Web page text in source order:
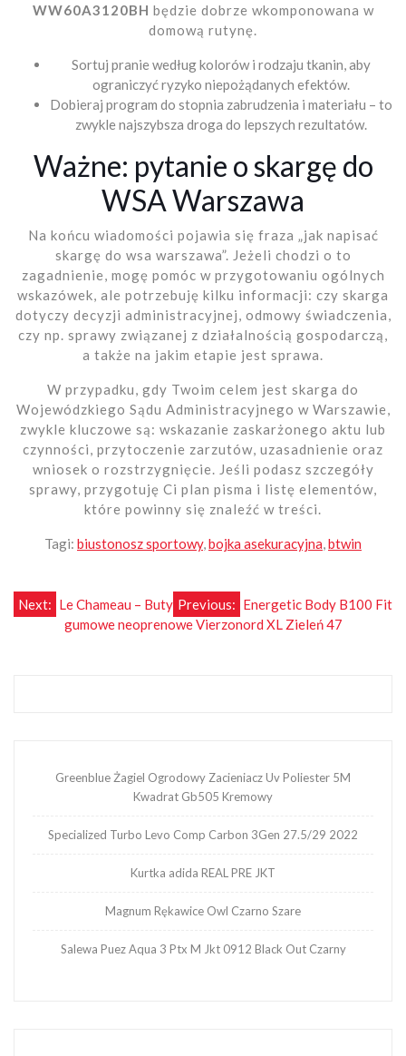
WW60A3120BH będzie dobrze wkomponowana w
domową rutynę.
Sortuj pranie według kolorów i rodzaju tkanin, aby
ograniczyć ryzyko niepożądanych efektów.
Dobieraj program do stopnia zabrudzenia i materiału – to
zwykle najszybsza droga do lepszych rezultatów.
Ważne: pytanie o skargę do
WSA Warszawa
Na końcu wiadomości pojawia się fraza „jak napisać
skargę do wsa warszawa”. Jeżeli chodzi o to
zagadnienie, mogę pomóc w przygotowaniu ogólnych
wskazówek, ale potrzebuję kilku informacji: czy skarga
dotyczy decyzji administracyjnej, odmowy świadczenia,
czy np. sprawy związanej z działalnością gospodarczą,
a także na jakim etapie jest sprawa.
W przypadku, gdy Twoim celem jest skarga do
Wojewódzkiego Sądu Administracyjnego w Warszawie,
zwykle kluczowe są: wskazanie zaskarżonego aktu lub
czynności, przytoczenie zarzutów, uzasadnienie oraz
wniosek o rozstrzygnięcie. Jeśli podasz szczegóły
sprawy, przygotuję Ci plan pisma i listę elementów,
które powinny się znaleźć w treści.
Tagi: biustonosz sportowy, bojka asekuracyjna btwin
Nawigacja
wpisu
Previous: Energetic Body B100 Fit
Next: Le Chameau – Buty
gumowe neoprenowe Vierzonord XL Zieleń 47
Greenblue Żagiel Ogrodowy Zacieniacz Uv Poliester 5M
Kwadrat Gb505 Kremowy
Specialized Turbo Levo Comp Carbon 3Gen 27.5/29 2022
Kurtka adida REAL PRE JKT
Magnum Rękawice Owl Czarno Szare
Salewa Puez Aqua 3 Ptx M Jkt 0912 Black Out Czarny